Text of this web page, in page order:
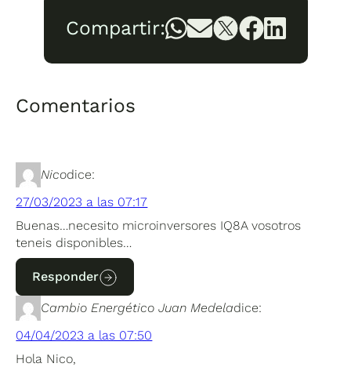
Compartir:
Comentarios
Nicodice:
27/03/2023 a las 07:17
Buenas…necesito microinversores IQ8A vosotros
teneis disponibles…
Responder
Cambio Energético Juan Medeladice:
04/04/2023 a las 07:50
Hola Nico,